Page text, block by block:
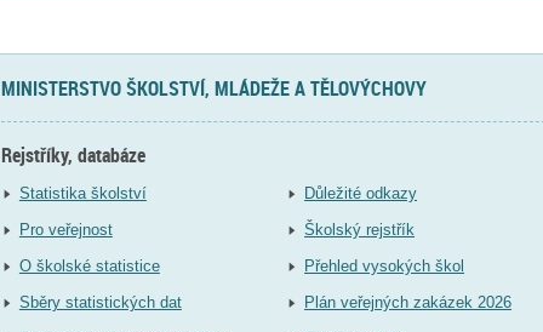
MINISTERSTVO ŠKOLSTVÍ, MLÁDEŽE A TĚLOVÝCHOVY
Rejstříky, databáze
Statistika školství
Pro veřejnost
O školské statistice
Sběry statistických dat
Důležité odkazy
Školský rejstřík
Přehled vysokých škol
Plán veřejných zakázek 2026